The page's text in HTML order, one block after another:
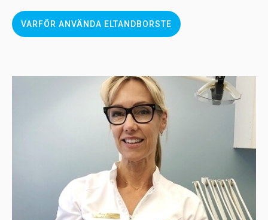
VARFÖR ANVÄNDA ELTANDBORSTE